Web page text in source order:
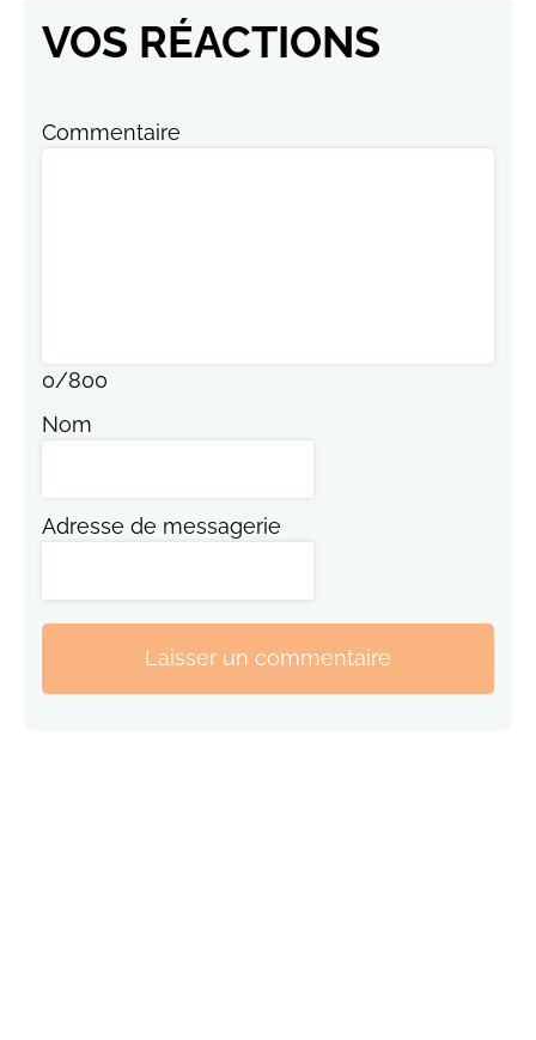
VOS RÉACTIONS
Commentaire
0/800
Nom
Adresse de messagerie
Laisser un commentaire